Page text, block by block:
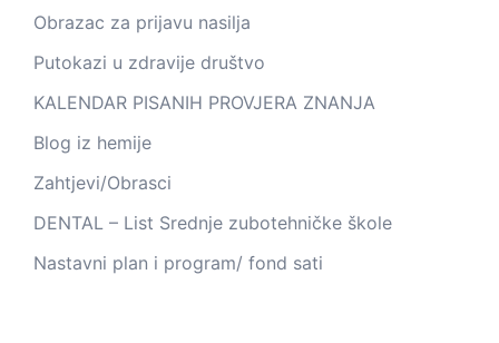
Obrazac za prijavu nasilja
Putokazi u zdravije društvo
KALENDAR PISANIH PROVJERA ZNANJA
Blog iz hemije
Zahtjevi/Obrasci
DENTAL – List Srednje zubotehničke škole
Nastavni plan i program/ fond sati